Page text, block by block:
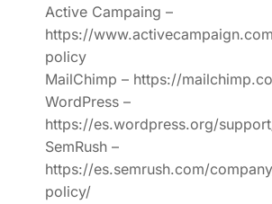
Active Campaing –
https://
policy
MailChimp – https://
WordPress –
https://es.wordpress.org/
SemRush –
https://es.semrush.com/
policy/